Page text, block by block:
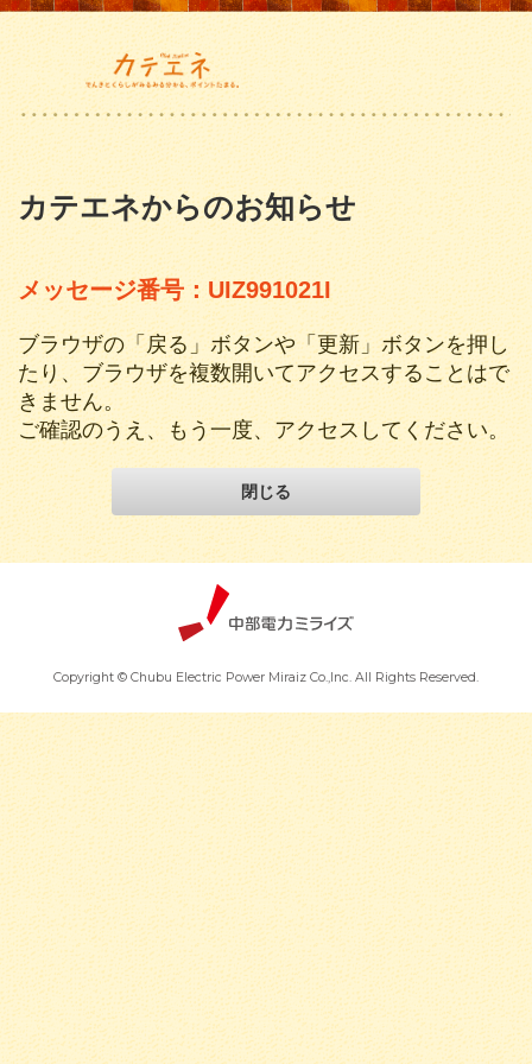
カテエネからのお知らせ
メッセージ番号：UIZ991021I
ブラウザの「戻る」ボタンや「更新」ボタンを押し
たり、ブラウザを複数開いてアクセスすることはで
きません。
ご確認のうえ、もう一度、アクセスしてください。
閉じる
Copyright © Chubu Electric Power Miraiz Co.,Inc. All Rights Reserved.